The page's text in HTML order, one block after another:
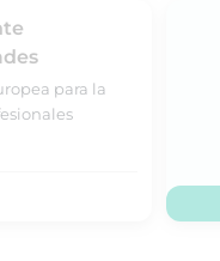
para la